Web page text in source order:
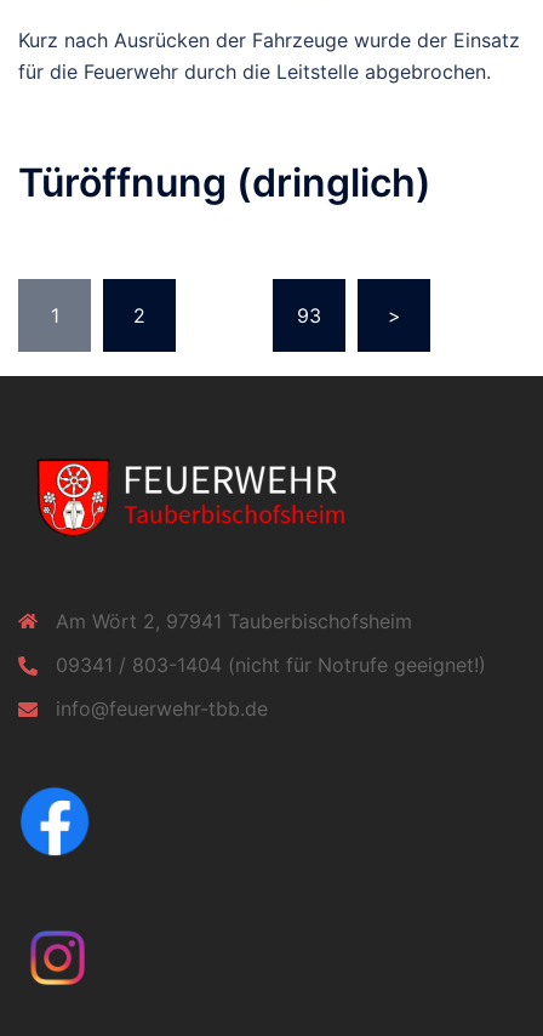
Kurz nach Ausrücken der Fahrzeuge wurde der Einsatz
für die Feuerwehr durch die Leitstelle abgebrochen.
Türöffnung (dringlich)
der
Beiträge
1 2 93 >
Am Wört 2, 97941 Tauberbischofsheim
09341 / 803-1404 (nicht für Notrufe geeignet!)
info@feuerwehr-tbb.de